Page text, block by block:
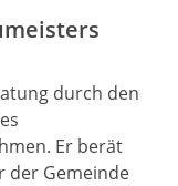
durch den
Er berät
der Gemeinde